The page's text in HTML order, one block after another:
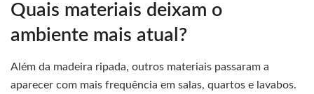
Quais materiais deixam o
ambiente mais atual?
Além da madeira ripada, outros materiais passaram a
aparecer com mais frequência em salas, quartos e lavabos.